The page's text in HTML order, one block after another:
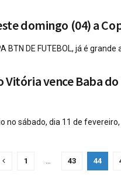
domingo (04) a
BTN DE FUTEBOL, já é
vence Baba
sábado, dia 11 de
1 … 43 44